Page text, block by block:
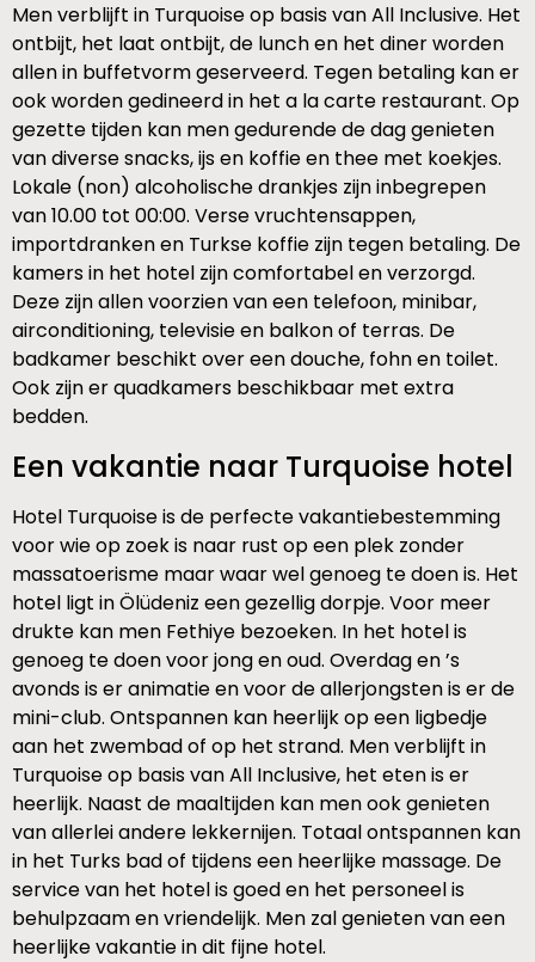
Men verblijft in Turquoise op basis van All Inclusive. Het
ontbijt, het laat ontbijt, de lunch en het diner worden
allen in buffetvorm geserveerd. Tegen betaling kan er
ook worden gedineerd in het a la carte restaurant. Op
gezette tijden kan men gedurende de dag genieten
van diverse snacks, ijs en koffie en thee met koekjes.
Lokale (non) alcoholische drankjes zijn inbegrepen
van 10.00 tot 00:00. Verse vruchtensappen,
importdranken en Turkse koffie zijn tegen betaling. De
kamers in het hotel zijn comfortabel en verzorgd.
Deze zijn allen voorzien van een telefoon, minibar,
airconditioning, televisie en balkon of terras. De
badkamer beschikt over een douche, fohn en toilet.
Ook zijn er quadkamers beschikbaar met extra
bedden.
Een vakantie naar Turquoise hotel
Hotel Turquoise is de perfecte vakantiebestemming
voor wie op zoek is naar rust op een plek zonder
massatoerisme maar waar wel genoeg te doen is. Het
hotel ligt in Ölüdeniz een gezellig dorpje. Voor meer
drukte kan men Fethiye bezoeken. In het hotel is
genoeg te doen voor jong en oud. Overdag en ’s
avonds is er animatie en voor de allerjongsten is er de
mini-club. Ontspannen kan heerlijk op een ligbedje
aan het zwembad of op het strand. Men verblijft in
Turquoise op basis van All Inclusive, het eten is er
heerlijk. Naast de maaltijden kan men ook genieten
van allerlei andere lekkernijen. Totaal ontspannen kan
in het Turks bad of tijdens een heerlijke massage. De
service van het hotel is goed en het personeel is
behulpzaam en vriendelijk. Men zal genieten van een
heerlijke vakantie in dit fijne hotel.